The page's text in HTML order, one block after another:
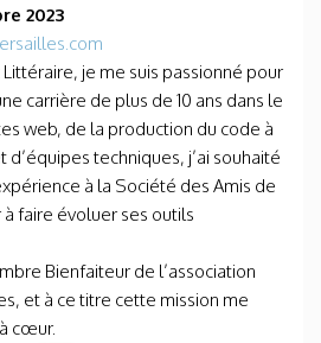
2023
je me suis passionné pour
carrière de plus de 10 ans dans le
web, de la production du code à
techniques, j’ai souhaité
à la Société des Amis de
faire évoluer ses outils
Bienfaiteur de l’association
et à ce titre cette mission me
cœur.